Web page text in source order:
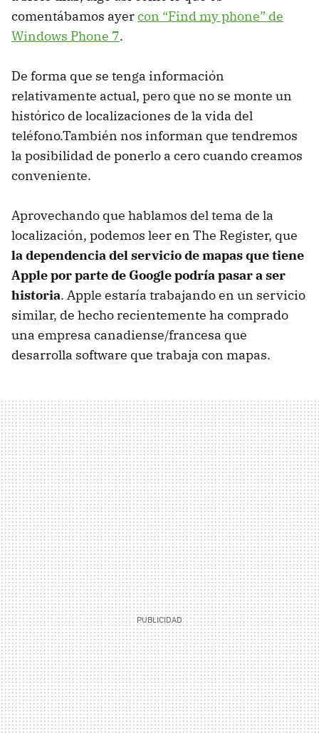
comentábamos ayercon “Find my phone” de
Windows Phone 7.
De forma que se tenga información
relativamente actual, pero que no se monte un
histórico de localizaciones de la vida del
teléfono.También nos informan que tendremos
la posibilidad de ponerlo a cero cuando creamos
conveniente.
Aprovechando que hablamos del tema de la
localización, podemos leer en The Register, que
la dependencia del servicio de mapas que tiene
Apple por parte de Google podría pasar a ser
historia. Apple estaría trabajando en un servicio
similar, de hecho recientemente ha comprado
una empresa canadiense/francesa que
desarrolla software que trabaja con mapas.